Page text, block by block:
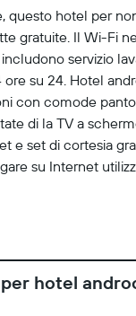
questo hotel per
gratuite. Il Wi-Fi
servizio
su 24. Hotel
con comode
di la TV a
e set di cortesia
su Internet
ferro/asse
una sauna e
hotel